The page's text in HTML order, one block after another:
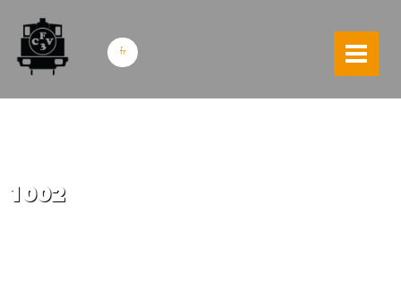
skip to content
fr
1002